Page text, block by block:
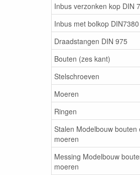
Inbus verzonken kop DIN
Inbus met bolkop DIN7380
Draadstangen DIN 975
Bouten (zes kant)
Stelschroeven
Moeren
Ringen
Stalen Modelbouw bouten
moeren
Messing Modelbouw
moeren